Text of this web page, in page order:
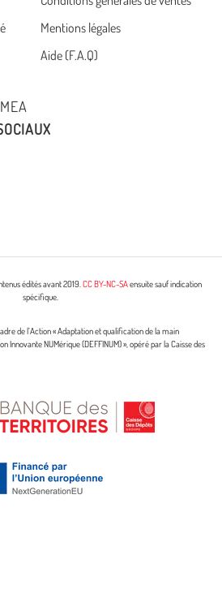
Mentions légales
Aide (F.A.Q)
édités avant 2019.CC BY-NC-SAensuite sauf indication
spécifique.
de l’Action « Adaptation et qualification de la main
Innovante NUMérique (DEFFINUM) », opéré par la Caisse des